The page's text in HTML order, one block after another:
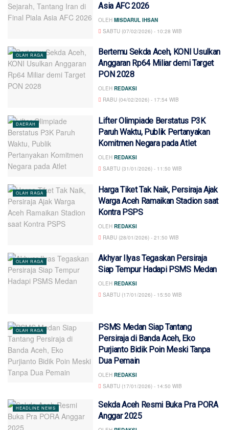
Asia AFC 2026
OLEH MISDARUL IHSAN
SABTU (07/02/2026) - 10:28 WIB
OLAH RAGA
Bertemu Sekda Aceh, KONI Usulkan
Anggaran Rp64 Miliar demi Target
PON 2028
OLEH REDAKSI
RABU (04/02/2026) - 17:54 WIB
DAERAH
Lifter Olimpiade Berstatus P3K
Paruh Waktu, Publik Pertanyakan
Komitmen Negara pada Atlet
OLEH REDAKSI
SABTU (31/01/2026) - 11:50 WIB
OLAH RAGA
Harga Tiket Tak Naik, Persiraja Ajak
Warga Aceh Ramaikan Stadion saat
Kontra PSPS
OLEH REDAKSI
RABU (28/01/2026) - 21:50 WIB
OLAH RAGA
Akhyar Ilyas Tegaskan Persiraja
Siap Tempur Hadapi PSMS Medan
OLEH REDAKSI
SABTU (17/01/2026) - 15:50 WIB
OLAH RAGA
PSMS Medan Siap Tantang
Persiraja di Banda Aceh, Eko
Purjianto Bidik Poin Meski Tanpa
Dua Pemain
OLEH REDAKSI
SABTU (17/01/2026) - 14:50 WIB
HEADLINE NEWS
Sekda Aceh Resmi Buka Pra PORA
Anggar 2025